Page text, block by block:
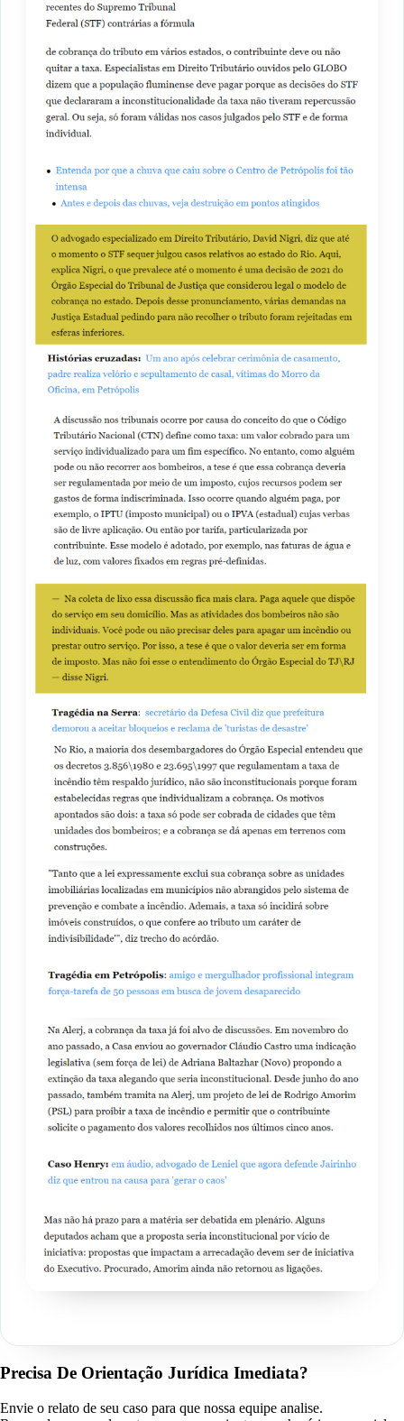
Precisa De Orientação Jurídica Imediata?
Envie o relato de seu caso para que nossa equipe analise.